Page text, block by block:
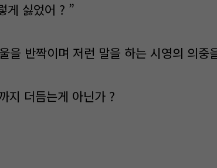
게 싫었어 ? ”
을 반짝이며 저런 말을 하는 시영의 의중
지 더듬는게 아닌가 ?